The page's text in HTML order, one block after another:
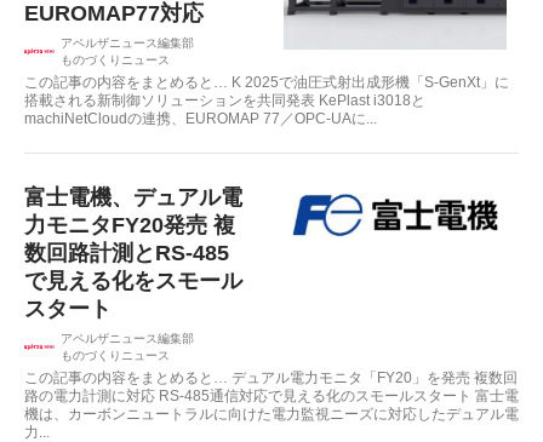
EUROMAP77対応
アペルザニュース編集部
ものづくりニュース
この記事の内容をまとめると… K 2025で油圧式射出成形機「S-GenXt」に
搭載される新制御ソリューションを共同発表 KePlast i3018と
machiNetCloudの連携、EUROMAP 77／OPC‐UAに...
富士電機、デュアル電
力モニタFY20発売 複
数回路計測とRS-485
で見える化をスモール
スタート
アペルザニュース編集部
ものづくりニュース
この記事の内容をまとめると… デュアル電力モニタ「FY20」を発売 複数回
路の電力計測に対応 RS-485通信対応で見える化のスモールスタート 富士電
機は、カーボンニュートラルに向けた電力監視ニーズに対応したデュアル電
力...